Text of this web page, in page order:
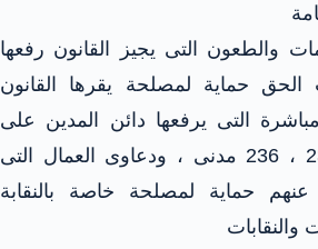
والطعون التى يجيز القانون رفعها
حماية لمصلحة يقرها القانون
التى يرفعها دائن المدين على
مدينه المادة 235 ، 236 مدنى ، ودعاوى العمال التى
عنهم حماية لمصلحة خاصة بالنقابة
والنقابات